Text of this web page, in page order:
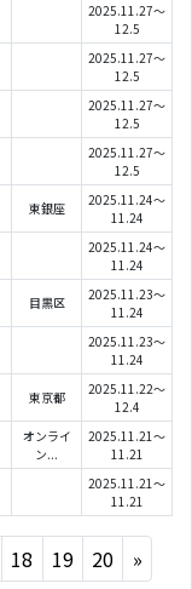
2025.11.27～
12.5
2025.11.27～
12.5
2025.11.27～
12.5
2025.11.27～
12.5
東銀座
2025.11.24～
11.24
2025.11.24～
11.24
目黒区
2025.11.23～
11.24
2025.11.23～
11.24
東京都
2025.11.22～
12.4
オンライ
ン...
2025.11.21～
11.21
2025.11.21～
11.21
18 19 20 »Next